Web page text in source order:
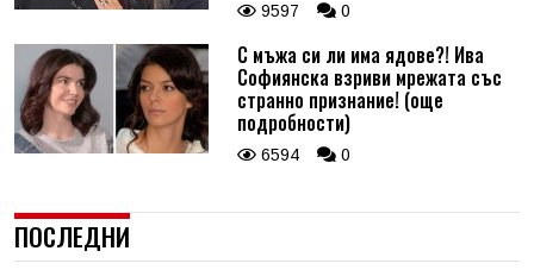
9597 0
С мъжа си ли има ядове?! Ива
Софиянска взриви мрежата със
странно признание! (още
подробности)
6594 0
ПОСЛЕДНИ